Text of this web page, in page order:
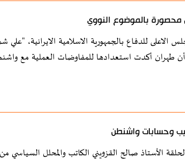
بالموضوع النووي
الاعلى للدفاع بالجمهورية الاسلامية الايرانية،
أن طهران أكدت استعدادها للمفاوضات العملية مع
وحسابات واشنطن
الأستاذ صالح القزويني الكاتب والمحلل السياسي